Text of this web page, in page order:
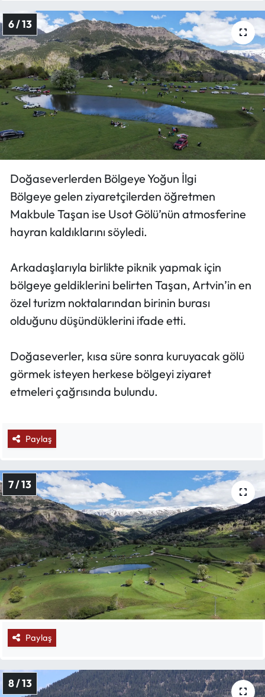
6 / 13
Doğaseverlerden Bölgeye Yoğun İlgi
Bölgeye gelen ziyaretçilerden öğretmen
Makbule Taşan ise Usot Gölü’nün atmosferine
hayran kaldıklarını söyledi.
Arkadaşlarıyla birlikte piknik yapmak için
bölgeye geldiklerini belirten Taşan, Artvin’in en
özel turizm noktalarından birinin burası
olduğunu düşündüklerini ifade etti.
Doğaseverler, kısa süre sonra kuruyacak gölü
görmek isteyen herkese bölgeyi ziyaret
etmeleri çağrısında bulundu.
Paylaş
7 / 13
Paylaş
8 / 13